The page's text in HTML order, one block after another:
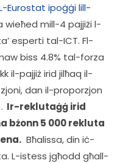
Eurostat ipoġġi lill-
wieħed mill-4 pajjiżi l-
esperti tal-ICT. Fl-
biss 4.8% tal-forza
il-pajjiż irid jilħaq il-
dan il-proporzjon
  Ir-reklutaġġ irid
bżonn 5 000 rekluta
  Bħalissa, din iċ-
L-istess jgħodd għall-